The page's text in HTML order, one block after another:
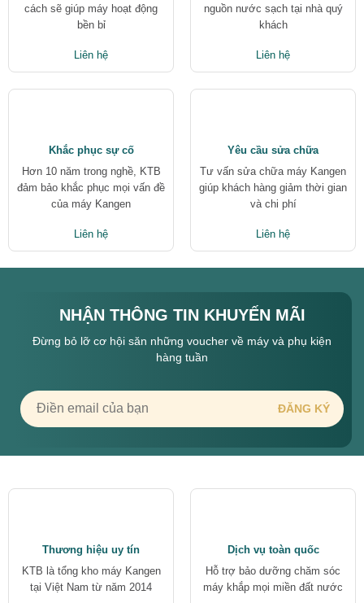
cách sẽ giúp máy hoạt động
bền bỉ
Liên hệ
nguồn nước sạch tại nhà quý
khách
Liên hệ
Khắc phục sự cố
Hơn 10 năm trong nghề, KTB
đảm bảo khắc phục mọi vấn đề
của máy Kangen
Liên hệ
Yêu cầu sửa chữa
Tư vấn sửa chữa máy Kangen
giúp khách hàng giảm thời gian
và chi phí
Liên hệ
NHẬN THÔNG TIN KHUYẾN MÃI
Đừng bỏ lỡ cơ hội săn những voucher về máy và phụ kiện
hàng tuần
Thương hiệu uy tín
KTB là tổng kho máy Kangen
tại Việt Nam từ năm 2014
Dịch vụ toàn quốc
Hỗ trợ bảo dưỡng chăm sóc
máy khắp mọi miền đất nước